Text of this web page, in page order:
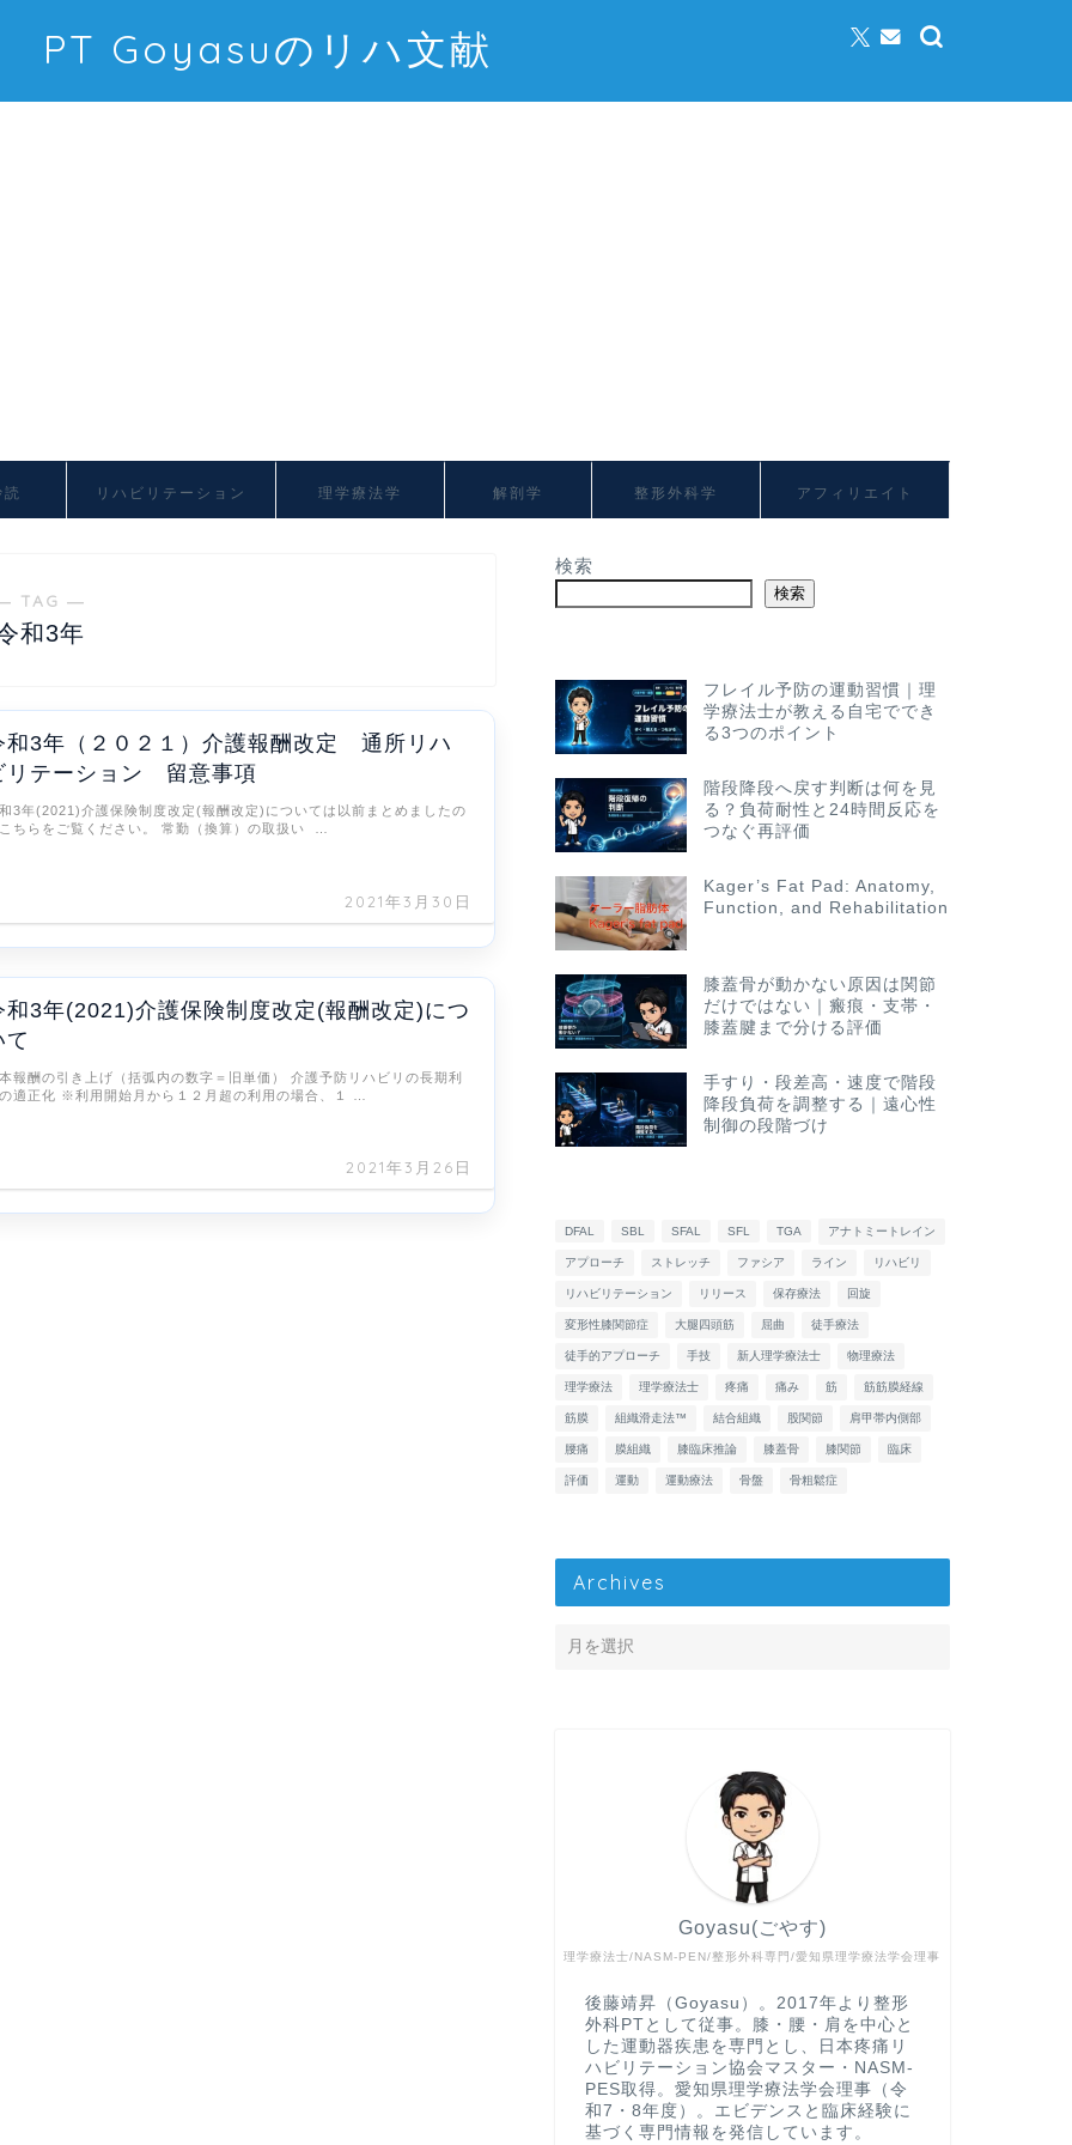
PT Goyasuのリハ文献
読 リハビリテーション 理学療法学 解剖学 整形外科学 アフィリエイト
TAG ―
和3年
和3年（２０２１）介護報酬改定 通所リハ
リテーション 留意事項
2021年3月30日
3年(2021)介護保険制度改定(報酬改定)については以前まとめましたの
ちらをご覧ください。 常勤（換算）の取扱い …
和3年(2021)介護保険制度改定(報酬改定)につ
て
2021年3月26日
報酬の引き上げ（括弧内の数字＝旧単価） 介護予防リハビリの長期利
適正化 ※利用開始月から１２月超の利用の場合、１ …
検索
検索
フレイル予防の運動習慣｜理
学療法士が教える自宅ででき
る3つのポイント
階段降段へ戻す判断は何を見
る？負荷耐性と24時間反応を
つなぐ再評価
Kager’s Fat Pad: Anatomy,
Function, and Rehabilitation
膝蓋骨が動かない原因は関節
だけではない｜瘢痕・支帯・
膝蓋腱まで分ける評価
手すり・段差高・速度で階段
降段負荷を調整する｜遠心性
制御の段階づけ
DFAL SBL SFAL SFL TGA アナトミートレイン
アプローチ ストレッチ ファシア ライン リハビリ
リハビリテーション リリース 保存療法 回旋
変形性膝関節症 大腿四頭筋 屈曲 徒手療法
徒手的アプローチ 手技 新人理学療法士 物理療法
理学療法 理学療法士 疼痛 痛み 筋 筋筋膜経線
筋膜 組織滑走法™ 結合組織 股関節 肩甲帯内側部
腰痛 膜組織 膝臨床推論 膝蓋骨 膝関節 臨床
評価 運動 運動療法 骨盤 骨粗鬆症
Archives
理学療法士/NASM-PEN/整形外科専門/愛知県理学療法学会理事
Goyasu(ごやす)
後藤靖昇（Goyasu）。2017年より整形
外科PTとして従事。膝・腰・肩を中心と
した運動器疾患を専門とし、日本疼痛リ
ハビリテーション協会マスター・NASM-
PES取得。愛知県理学療法学会理事（令
和7・8年度）。エビデンスと臨床経験に
基づく専門情報を発信しています。